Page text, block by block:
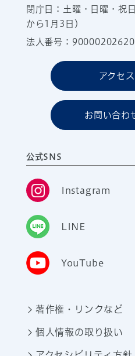
閉庁日：土曜・日曜・祝
から1月3日）
法人番号：
アクセ
お問い合わ
公式SNS
Instagram
LINE
YouTube
著作権・リンクなど
個人情報の取り扱い